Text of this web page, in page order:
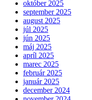
október 2025
september 2025
august 2025
júl 2025
jún 2025
máj 2025
apríl 2025
marec 2025
február 2025
január 2025
december 2024